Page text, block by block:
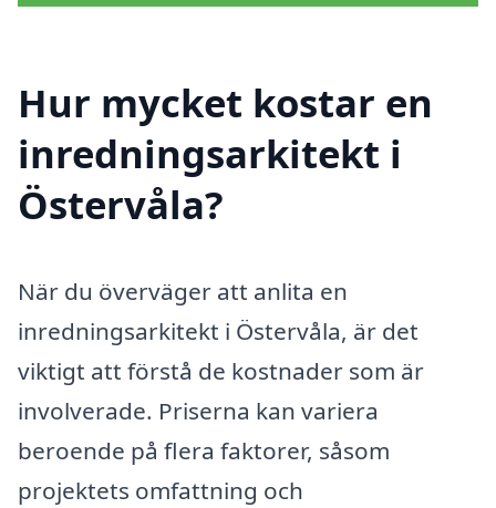
Hur mycket kostar en
inredningsarkitekt i
Östervåla?
När du överväger att anlita en
inredningsarkitekt i Östervåla, är det
viktigt att förstå de kostnader som är
involverade. Priserna kan variera
beroende på flera faktorer, såsom
projektets omfattning och